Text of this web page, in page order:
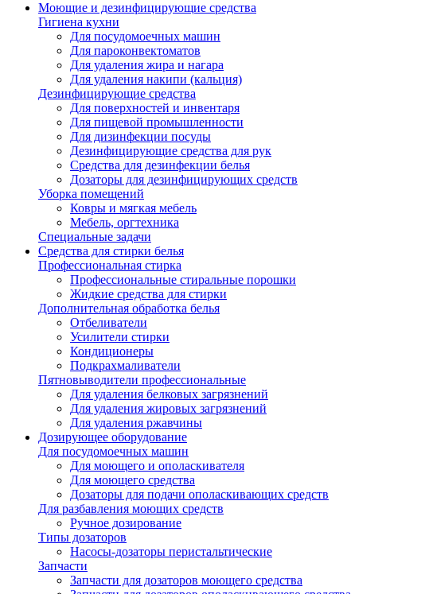
Моющие и дезинфицирующие средства
Гигиена кухни
Для посудомоечных машин
Для пароконвектоматов
Для удаления жира и нагара
Для удаления накипи (кальция)
Дезинфицирующие средства
Для поверхностей и инвентаря
Для пищевой промышленности
Для дизинфекции посуды
Дезинфицирующие средства для рук
Cредства для дезинфекции белья
Дозаторы для дезинфицирующих средств
Уборка помещений
Ковры и мягкая мебель
Мебель, оргтехника
Специальные задачи
Средства для стирки белья
Профессиональная стирка
Профессиональные стиральные порошки
Жидкие средства для стирки
Дополнительная обработка белья
Отбеливатели
Усилители стирки
Кондиционеры
Подкрахмаливатели
Пятновыводители профессиональные
Для удаления белковых загрязнений
Для удаления жировых загрязнений
Для удаления ржавчины
Дозирующее оборудование
Для посудомоечных машин
Для моющего и ополаскивателя
Для моющего средства
Дозаторы для подачи ополаскивающих средств
Для разбавления моющих средств
Ручное дозирование
Типы дозаторов
Насосы-дозаторы перистальтические
Запчасти
Запчасти для дозаторов моющего средства